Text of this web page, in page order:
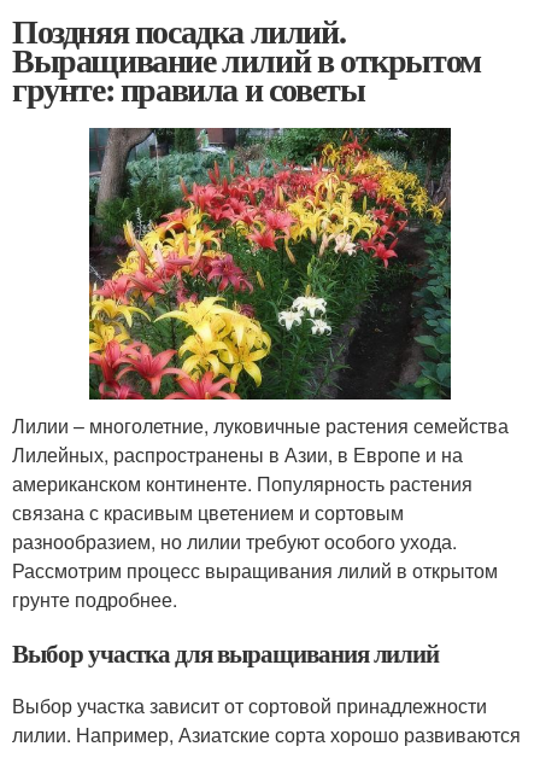
Поздняя посадка лилий.
Выращивание лилий в открытом
грунте: правила и советы
Лилии – многолетние, луковичные растения семейства
Лилейных, распространены в Азии, в Европе и на
американском континенте. Популярность растения
связана с красивым цветением и сортовым
разнообразием, но лилии требуют особого ухода.
Рассмотрим процесс выращивания лилий в открытом
грунте подробнее.
Выбор участка для выращивания лилий
Выбор участка зависит от сортовой принадлежности
лилии. Например, Азиатские сорта хорошо развиваются